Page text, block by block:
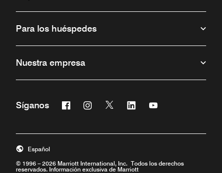
Para los huéspedes
Nuestra empresa
Síganos Facebook
Abre una ventana nueva
Instagram
Abre una ventana nueva
Twitter
Abre una ventana nueva
Linkedin
Abre una ventana nueva
Abre una ventana
© 1996 – 2026 Marriott International, Inc. Todos los derechos
reservados. Información exclusiva de Marriott
Español